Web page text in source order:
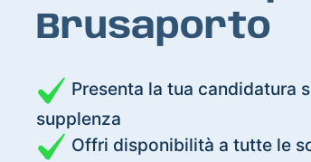
Brusaporto
Presenta la tua candidatura
supplenza
Offri disponibilità a tutte le